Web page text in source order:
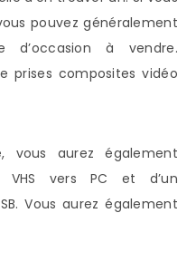
pouvez généralement
d’occasion à vendre.
prises composites vidéo
vous aurez également
VHS vers PC et d’un
Vous aurez également